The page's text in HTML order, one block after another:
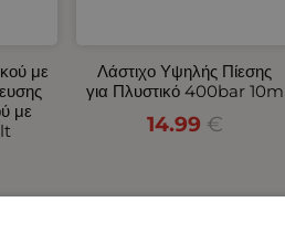
με
με
Λάστιχο Υψηλής Πίεσης
για Πλυστικό 400bar 10m
14.99 €